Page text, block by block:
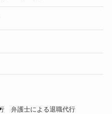
弁護士による退職代行